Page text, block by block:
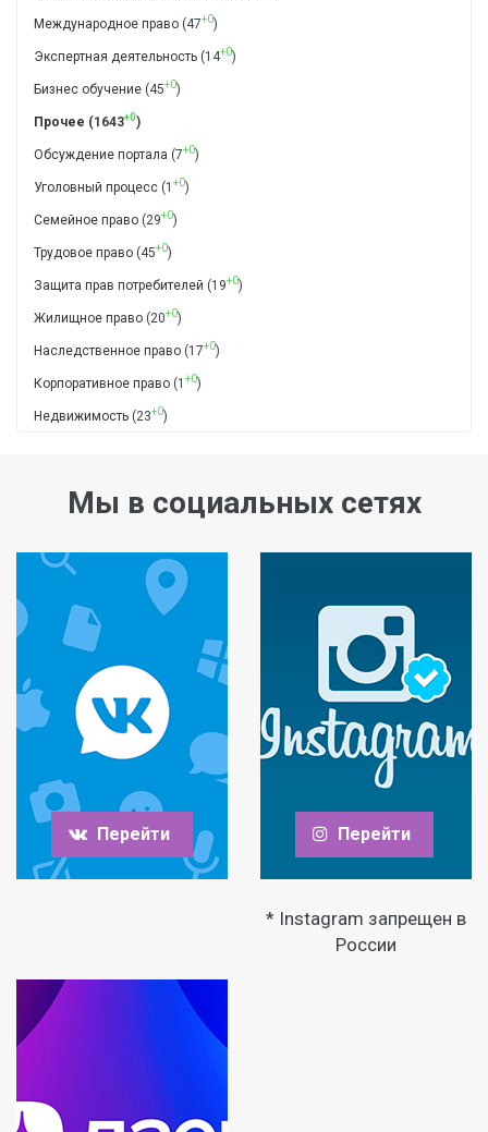
Международное право (47+0)
Экспертная деятельность (14+0)
Бизнес обучение (45+0)
Прочее (1643+0)
Обсуждение портала (7+0)
Уголовный процесс (1 +0)
Семейное право (29+0)
Трудовое право (45+0)
Защита прав потребителей (19+0)
Жилищное право (20+0)
Наследственное право (17+0)
Корпоративное право (1 +0)
Недвижимость (23+0)
Мы в социальных сетях
Перейти Перейти
* Instagram запрещен в
России